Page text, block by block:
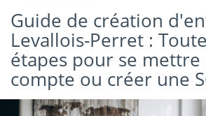
Guide de création
Levallois-Perret :
étapes pour se mettre
compte ou créer une